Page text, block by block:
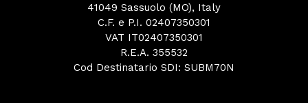
41049 Sassuolo (MO), Italy
C.F. e P.I. 02407350301
VAT IT02407350301
R.E.A. 355532
Cod Destinatario SDI: SUBM70N